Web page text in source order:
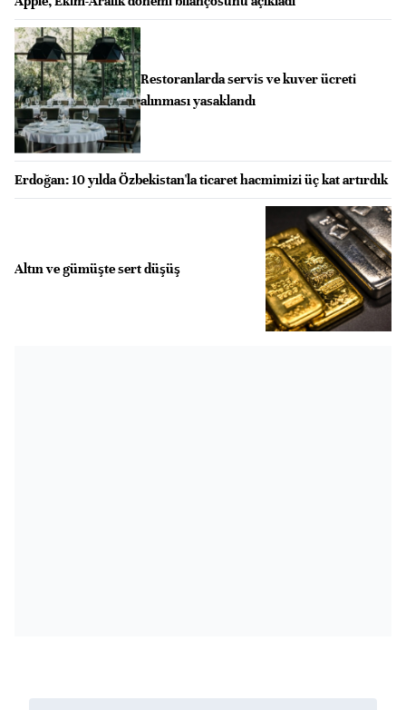
Restoranlarda servis ve kuver ücreti
alınması yasaklandı
Erdoğan: 10 yılda Özbekistan'la ticaret hacmimizi üç kat artırdık
Altın ve gümüşte sert düşüş